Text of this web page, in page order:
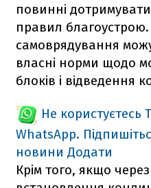
повинні
правил
самоврядування
власні норми щодо
блоків і відведення
Не користуєтесь
WhatsApp.
новини Додати
Крім того, якщо